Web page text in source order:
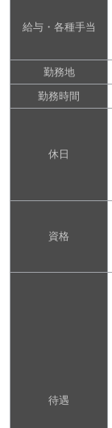
給与・各種手当
勤務地
勤務時間
休日
資格
待遇